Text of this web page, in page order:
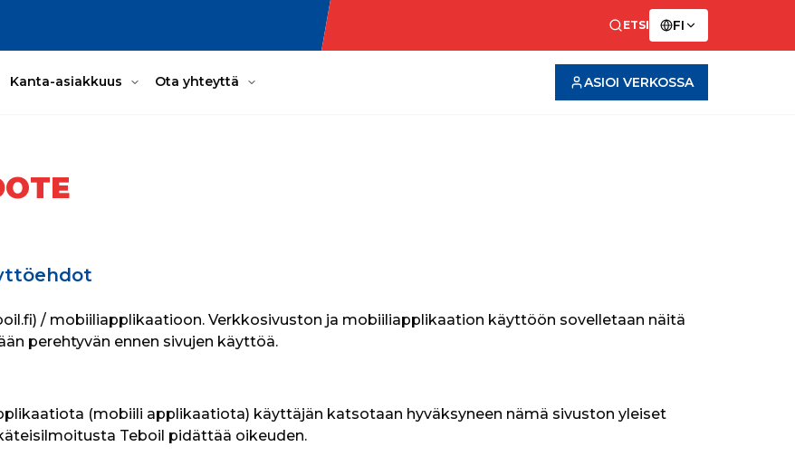
ETSI FI
Kanta-asiakkuus Ota yhteyttä ASIOI VERKOSSA
/ mobiiliapplikaatioon. Verkkosivuston ja mobiiliapplikaation käyttöön sovelletaan näitä
perehtyvän ennen sivujen käyttöä.
(mobiili applikaatiota) käyttäjän katsotaan hyväksyneen nämä sivuston yleiset
Teboil pidättää oikeuden.